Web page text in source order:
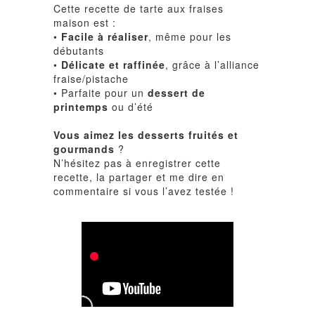
Cette recette de tarte aux fraises
maison est :
• Facile à réaliser, même pour les
débutants
• Délicate et raffinée, grâce à l’alliance
fraise/pistache
• Parfaite pour undessert de
printemps ou d’été
Vous aimez les desserts fruités et
gourmands ?
N’hésitez pas à enregistrer cette
recette, la partager et me dire en
commentaire si vous l’avez testée !